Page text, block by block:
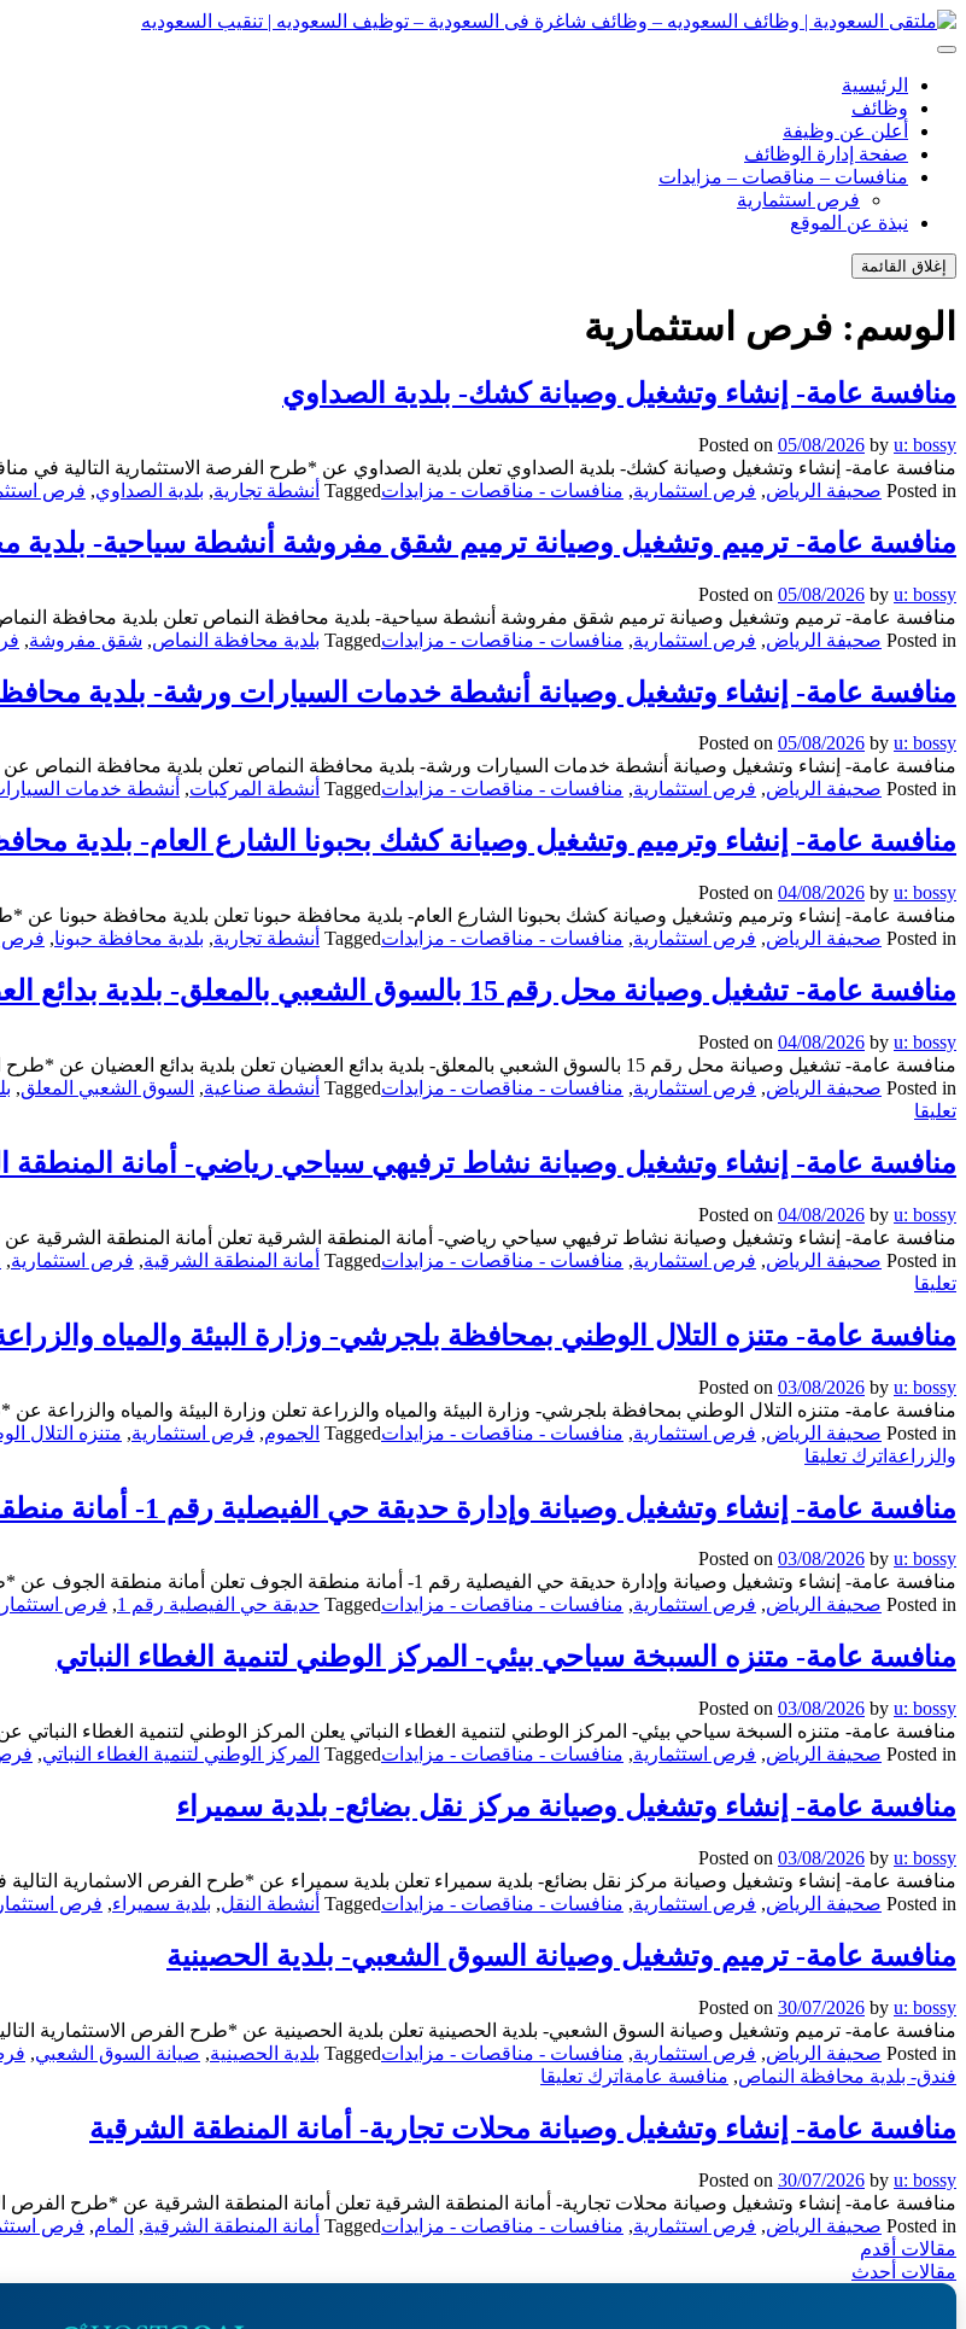
انتقل
إلى
الرئيسية
وظائف
أعلن عن وظيفة
صفحة إدارة الوظائف
منافسات – مناقصات – مزايدات
فرص استثمارية
نبذة عن الموقع
إغلاق القائمة
الوسم: فرص استثمارية
منافسة عامة- إنشاء وتشغيل وصيانة كشك- بلدية الصداوي
Posted on 05/08/2026 by u: bossy
منافسة عامة- إنشاء وتشغيل وصيانة كشك- بلدية الصداوي تعلن بلدية الصداوي عن *طرح الفرصة الاستثمارية التالية
Posted in صحيفة الرياض, فرص استثمارية, منافسات - مناقصات - مزايداتTagged أنشطة تجارية, بلدية الصداوي, فرص
منافسة عامة- ترميم وتشغيل وصيانة ترميم شقق مفروشة أنشطة سياحية- بلدية
Posted on 05/08/2026 by u: bossy
منافسة عامة- ترميم وتشغيل وصيانة ترميم شقق مفروشة أنشطة سياحية- بلدية محافظة النماص تعلن بلدية محافظة
Posted in صحيفة الرياض, فرص استثمارية, منافسات - مناقصات - مزايداتTagged بلدية محافظة النماص, شقق مفروشة,
منافسة عامة- إنشاء وتشغيل وصيانة أنشطة خدمات السيارات ورشة- بلدية
Posted on 05/08/2026 by u: bossy
منافسة عامة- إنشاء وتشغيل وصيانة أنشطة خدمات السيارات ورشة- بلدية محافظة النماص تعلن بلدية محافظة النماص
Posted in صحيفة الرياض, فرص استثمارية, منافسات - مناقصات - مزايداتTagged أنشطة المركبات, أنشطة خدمات
منافسة عامة- إنشاء وترميم وتشغيل وصيانة كشك بحبونا الشارع العام- بلدية
Posted on 04/08/2026 by u: bossy
منافسة عامة- إنشاء وترميم وتشغيل وصيانة كشك بحبونا الشارع العام- بلدية محافظة حبونا تعلن بلدية محافظة حبونا
Posted in صحيفة الرياض, فرص استثمارية, منافسات - مناقصات - مزايداتTagged أنشطة تجارية, بلدية محافظة حبونا, فرص
منافسة عامة- تشغيل وصيانة محل رقم 15 بالسوق الشعبي بالمعلق- بلدية بدائع العضيان
Posted on 04/08/2026 by u: bossy
منافسة عامة- تشغيل وصيانة محل رقم 15 بالسوق الشعبي بالمعلق- بلدية بدائع العضيان تعلن بلدية بدائع العضيان عن *طرح الفرص الاستثمارية التالية في منافسة عامة حسب الجدول...
Posted in صحيفة الرياض, فرص استثمارية, منافسات - مناقصات - مزايداتTagged أنشطة صناعية, السوق الشعبي المعلق,
تعليقا
عامة-
تشغيل
محل
رقم
15
بالسوق
بالمعلق-
بدائع
العضيان
منافسة عامة- إنشاء وتشغيل وصيانة نشاط ترفيهي سياحي رياضي- أمانة المنطقة
Posted on 04/08/2026 by u: bossy
منافسة عامة- إنشاء وتشغيل وصيانة نشاط ترفيهي سياحي رياضي- أمانة المنطقة الشرقية تعلن أمانة المنطقة الشرقية
Posted in صحيفة الرياض, فرص استثمارية, منافسات - مناقصات - مزايداتTagged أمانة المنطقة الشرقية, فرص استثمارية,
تعليقا
عامة-
إنشاء
وصيانة
نشاط
ترفيهي
سياحي
أمانة
الشرقية
منافسة عامة- متنزه التلال الوطني بمحافظة بلجرشي- وزارة البيئة والمياه
Posted on 03/08/2026 by u: bossy
منافسة عامة- متنزه التلال الوطني بمحافظة بلجرشي- وزارة البيئة والمياه والزراعة تعلن وزارة البيئة والمياه والزراعة
Posted in صحيفة الرياض, فرص استثمارية, منافسات - مناقصات - مزايداتTagged الجموم, فرص استثمارية, متنزه التلال
والزراعة اترك تعليقا
عامة-
متنزه
الوطني
بمحافظة
بلجرشي-
البيئة
والزراعة
منافسة عامة- إنشاء وتشغيل وصيانة وإدارة حديقة حي الفيصلية رقم 1- أمانة منطقة الجوف
Posted on 03/08/2026 by u: bossy
منافسة عامة- إنشاء وتشغيل وصيانة وإدارة حديقة حي الفيصلية رقم 1- أمانة منطقة الجوف تعلن أمانة منطقة الجوف عن *طرح الفرص الاستثمارية التالية في منافسة عامة حسب الجدول...
Posted in صحيفة الرياض, فرص استثمارية, منافسات - مناقصات - مزايداتTagged حديقة حي الفيصلية رقم 1 , فرص
منافسة عامة- متنزه السبخة سياحي بيئي- المركز الوطني لتنمية الغطاء النباتي
Posted on 03/08/2026 by u: bossy
منافسة عامة- متنزه السبخة سياحي بيئي- المركز الوطني لتنمية الغطاء النباتي يعلن المركز الوطني لتنمية الغطاء
Posted in صحيفة الرياض, فرص استثمارية, منافسات - مناقصات - مزايداتTagged المركز الوطني لتنمية الغطاء النباتي,
منافسة عامة- إنشاء وتشغيل وصيانة مركز نقل بضائع- بلدية سميراء
Posted on 03/08/2026 by u: bossy
منافسة عامة- إنشاء وتشغيل وصيانة مركز نقل بضائع- بلدية سميراء تعلن بلدية سميراء عن *طرح الفرص الاسثمارية
Posted in صحيفة الرياض, فرص استثمارية, منافسات - مناقصات - مزايداتTagged أنشطة النقل, بلدية سميراء, فرص
منافسة عامة- ترميم وتشغيل وصيانة السوق الشعبي- بلدية الحصينية
Posted on 30/07/2026 by u: bossy
منافسة عامة- ترميم وتشغيل وصيانة السوق الشعبي- بلدية الحصينية تعلن بلدية الحصينية عن *طرح الفرص الاستثمارية
Posted in صحيفة الرياض, فرص استثمارية, منافسات - مناقصات - مزايداتTagged بلدية الحصينية, صيانة السوق الشعبي,
فندق- بلدية محافظة النماص, منافسة عامة اترك تعليقا
ترميم
السوق
الشعبي-
الحصينية
منافسة عامة- إنشاء وتشغيل وصيانة محلات تجارية- أمانة المنطقة الشرقية
Posted on 30/07/2026 by u: bossy
منافسة عامة- إنشاء وتشغيل وصيانة محلات تجارية- أمانة المنطقة الشرقية تعلن أمانة المنطقة الشرقية عن *طرح
Posted in صحيفة الرياض, فرص استثمارية, منافسات - مناقصات - مزايداتTagged أمانة المنطقة الشرقية, المام, فرص
تصفّح
المقالات
مقالات أقدم
مقالات أحدث